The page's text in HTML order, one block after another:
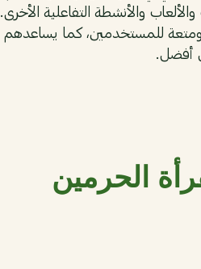
والألعاب والأنشطة التفاعلية الأخرى.
ومتعة للمستخدمين، كما يساعدهم
أفضل.
الحرمين